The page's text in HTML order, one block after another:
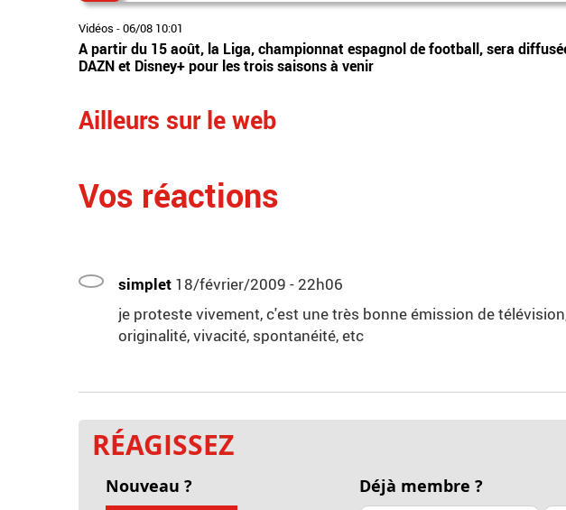
Vidéos -06/08 10:01
A partir du 15 août, la Liga, championnat espagnol de football, sera
DAZN et Disney+ pour les trois saisons à venir
Ailleurs sur le web
Vos réactions
simplet 18/février/2009 - 22h06
je proteste vivement, c'est une très bonne émission de
originalité, vivacité, spontanéité, etc
RÉAGISSEZ
Nouveau ? Déjà membre ?